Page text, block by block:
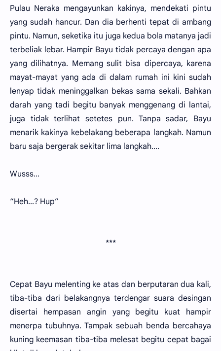
Pulau Neraka mengayunkan kakinya, mendekati pintu
yang sudah hancur. Dan dia berhenti tepat di ambang
pintu. Namun, seketika itu juga kedua bola matanya jadi
terbeliak lebar. Hampir Bayu tidak percaya dengan apa
yang dilihatnya. Memang sulit bisa dipercaya, karena
mayat-mayat yang ada di dalam rumah ini kini sudah
lenyap tidak meninggalkan bekas sama sekali. Bahkan
darah yang tadi begitu banyak menggenang di lantai,
juga tidak terlihat setetes pun. Tanpa sadar, Bayu
menarik kakinya kebelakang beberapa langkah. Namun
baru saja bergerak sekitar lima langkah....
Wusss...
“Heh...? Hup”
***
Cepat Bayu melenting ke atas dan berputaran dua kali,
tiba-tiba dari belakangnya terdengar suara desingan
disertai hempasan angin yang begitu kuat hampir
menerpa tubuhnya. Tampak sebuah benda bercahaya
kuning keemasan tiba-tiba melesat begitu cepat bagai